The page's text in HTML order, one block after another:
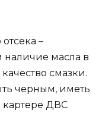
–
наличие масла в
смазки.
черным, иметь
картере ДВС